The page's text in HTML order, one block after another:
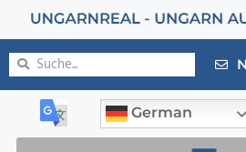
German